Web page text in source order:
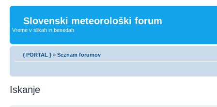
Slovenski meteorološki forum
Vreme v slikah in besedah
{ PORTAL } » Seznam forumov
Iskanje